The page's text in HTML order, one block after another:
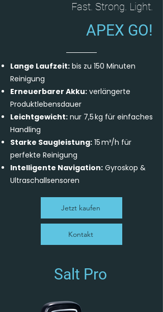
Fast. Strong. Light.
APEX GO!
Lange Laufzeit: bis zu 150 Minuten
Reinigung
Erneuerbarer Akku: verlängerte
Produktlebensdauer
Leichtgewicht: nur 7,5 kg für einfaches
Handling
Starke Saugleistung: 15 m³/h für
perfekte Reinigung
Intelligente Navigation: Gyroskop &
Ultraschallsensoren
Jetzt kaufen
Kontakt
Salt Pro